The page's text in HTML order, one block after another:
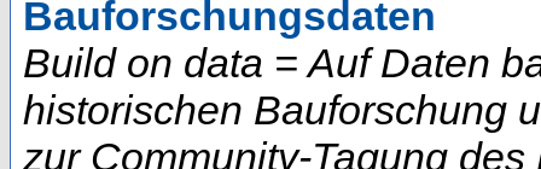
Bauforschungsdaten
Build on data = Auf Daten
historischen Bauforschung
zur Community-Tagung